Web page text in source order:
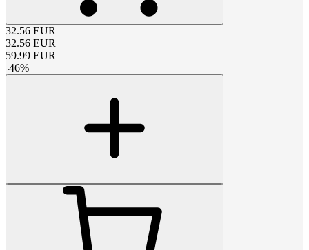
32.56 EUR
32.56 EUR
59.99 EUR
-46%